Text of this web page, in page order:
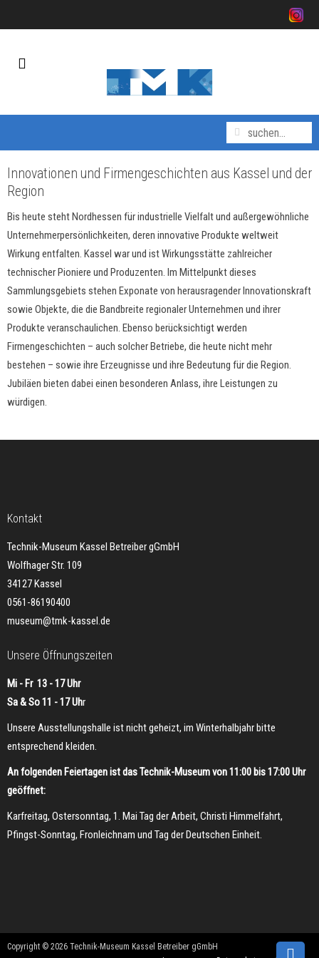
Innovationen und Firmengeschichten aus Kassel und der
Region
Bis heute steht Nordhessen für industrielle Vielfalt und außergewöhnliche
Unternehmerpersönlichkeiten, deren innovative Produkte weltweit
Wirkung entfalten. Kassel war und ist Wirkungsstätte zahlreicher
technischer Pioniere und Produzenten. Im Mittelpunkt dieses
Sammlungsgebiets stehen Exponate von herausragender Innovationskraft
sowie Objekte, die die Bandbreite regionaler Unternehmen und ihrer
Produkte veranschaulichen. Ebenso berücksichtigt werden
Firmengeschichten – auch solcher Betriebe, die heute nicht mehr
bestehen – sowie ihre Erzeugnisse und ihre Bedeutung für die Region.
Jubiläen bieten dabei einen besonderen Anlass, ihre Leistungen zu
würdigen.
Kontakt
Technik-Museum Kassel Betreiber gGmbH
Wolfhager Str. 109
34127 Kassel
0561-86190400
museum@tmk-kassel.de
Unsere Öffnungszeiten
Mi - Fr 13 - 17 Uhr
Sa & So 11 - 17 Uhr
Unsere Ausstellungshalle ist nicht geheizt, im Winterhalbjahr bitte
entsprechend kleiden.
An folgenden Feiertagen ist das Technik-Museum von 11:00 bis 17:00 Uhr
geöffnet:
Karfreitag, Ostersonntag, 1. Mai Tag der Arbeit, Christi Himmelfahrt,
Pfingst-Sonntag, Fronleichnam und Tag der Deutschen Einheit.
Copyright © 2026 Technik-Museum Kassel Betreiber gGmbH